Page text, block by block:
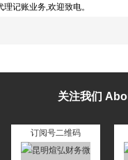
记账业务,欢迎致电。
关注我们
订阅号二维码